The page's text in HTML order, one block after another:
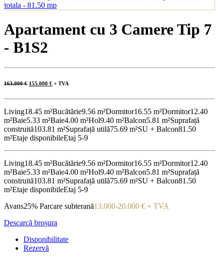
Apartament cu 3 Camere Tip 7
- B1S2
163.000€ Prețul
fost:
155.000 €Prețul
155.000 €.
+ TVA
Living18.45 m²Bucătărie9.56 m²Dormitor16.55 m²Dormitor12.40
m²Baie5.33 m²Baie4.00 m²Hol9.40 m²Balcon5.81 m²Suprafață
construită103.81 m²Suprafață utilă75.69 m²SU + Balcon81.50
m²Etaje disponibileEtaj 5-9
Living18.45 m²Bucătărie9.56 m²Dormitor16.55 m²Dormitor12.40
m²Baie5.33 m²Baie4.00 m²Hol9.40 m²Balcon5.81 m²Suprafață
construită103.81 m²Suprafață utilă75.69 m²SU + Balcon81.50
m²Etaje disponibileEtaj 5-9
Avans25% Parcare subterană13.000-20.000 € + TVA
Descarcă broșura
Disponibilitate
Rezervă